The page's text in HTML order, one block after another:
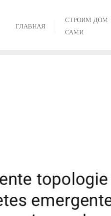
ГЛАВНАЯ
СТРОИМ ДОМ
САМИ